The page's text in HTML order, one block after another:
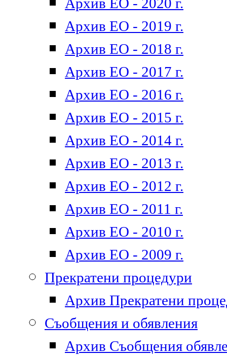
Архив ЕО - 2020 г.
Архив ЕО - 2019 г.
Архив ЕО - 2018 г.
Архив ЕО - 2017 г.
Архив ЕО - 2016 г.
Архив ЕО - 2015 г.
Архив ЕО - 2014 г.
Архив ЕО - 2013 г.
Архив ЕО - 2012 г.
Архив ЕО - 2011 г.
Архив ЕО - 2010 г.
Архив ЕО - 2009 г.
Прекратени процедури
Архив Прекратени
Съобщения и обявления
Архив Съобщения